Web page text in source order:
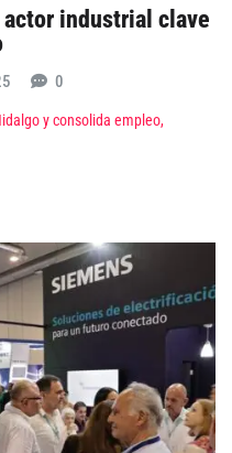
industrial clave
0
y consolida empleo,